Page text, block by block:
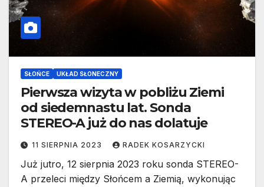
SŁOŃCE UKŁAD SŁONECZNY
Pierwsza wizyta w pobliżu Ziemi
od siedemnastu lat. Sonda
STEREO-A już do nas dolatuje
11 SIERPNIA 2023 RADEK KOSARZYCKI
Już jutro, 12 sierpnia 2023 roku sonda STEREO-
A przeleci między Słońcem a Ziemią, wykonując